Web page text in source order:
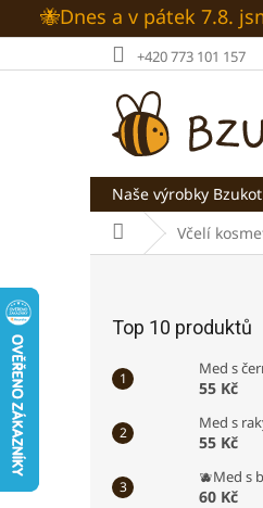
🐝Dnes a v pátek 7.8.
+420 773 101 157
Naše výrobky Bzukot
Domů Včelí
Top 10 produktů
Med s
55 Kč
Med s
55 Kč
🫐Med s
60 Kč